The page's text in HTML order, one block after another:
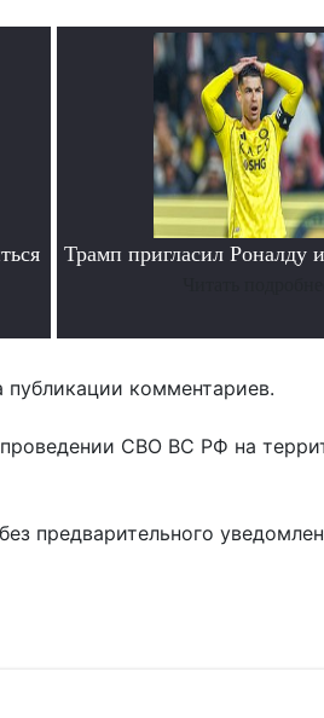
Трамп пригласил Роналду
комментариев.
СВО ВС РФ на
предварительного